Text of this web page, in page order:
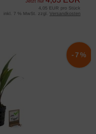
Jetzt nur
4,05 EUR pro Stück
inkl. 7 % MwSt. zzgl. Versandkosten
-7%